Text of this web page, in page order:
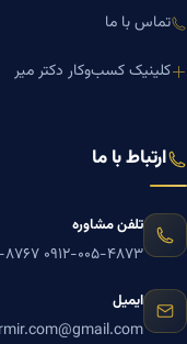
تماس با ما
کلینیک کسب‌وکار دکتر میر
ارتباط با ما
تلفن مشاوره
۰۹۱۲-۰۰۵-۴۸۷۳
ایمیل